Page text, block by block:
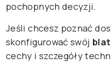
pochopnych decyzji.
Jeśli chcesz poznać
skonfigurować swój
cechy i szczegóły